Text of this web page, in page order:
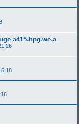
a415-hpg-we-a